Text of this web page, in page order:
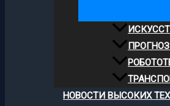
НОВОСТИ ВЫСОКИХ